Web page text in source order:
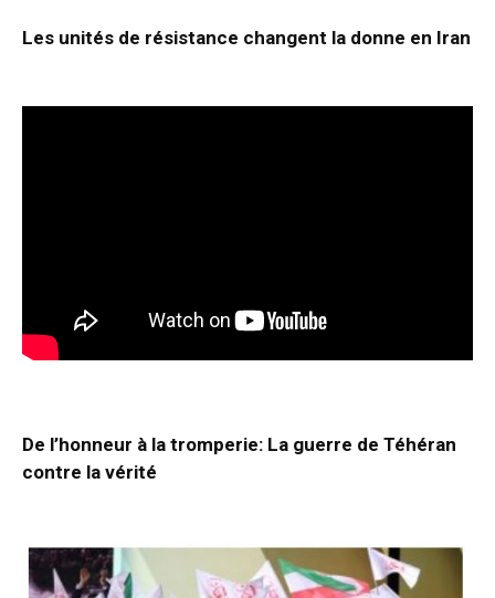
Les unités de résistance changent la donne en Iran
De l’honneur à la tromperie: La guerre de Téhéran
contre la vérité